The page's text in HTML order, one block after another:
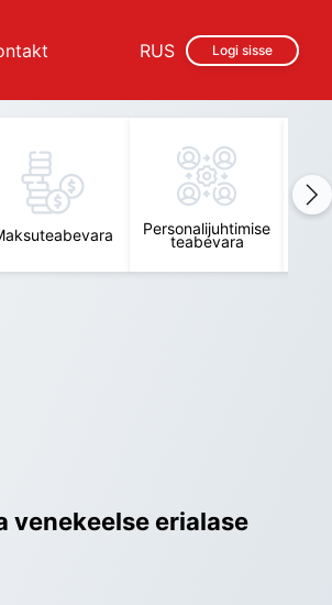
Logi sisse
RUS
Personalijuhtimise
teabevara
venekeelse erialase